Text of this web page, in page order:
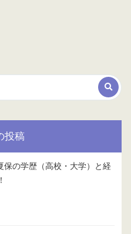
投稿
保の学歴（高校・大学）と経